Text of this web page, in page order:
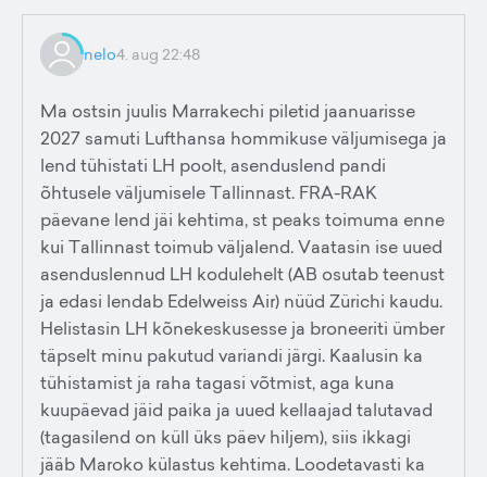
nelo4. aug 22:48
Ma ostsin juulis Marrakechi piletid jaanuarisse
2027 samuti Lufthansa hommikuse väljumisega ja
lend tühistati LH poolt, asenduslend pandi
õhtusele väljumisele Tallinnast. FRA-RAK
päevane lend jäi kehtima, st peaks toimuma enne
kui Tallinnast toimub väljalend. Vaatasin ise uued
asenduslennud LH kodulehelt (AB osutab teenust
ja edasi lendab Edelweiss Air) nüüd Zürichi kaudu.
Helistasin LH kõnekeskusesse ja broneeriti ümber
täpselt minu pakutud variandi järgi. Kaalusin ka
tühistamist ja raha tagasi võtmist, aga kuna
kuupäevad jäid paika ja uued kellaajad talutavad
(tagasilend on küll üks päev hiljem), siis ikkagi
jääb Maroko külastus kehtima. Loodetavasti ka